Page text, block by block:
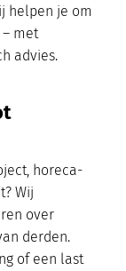
helpen je om
met
advies.
horeca-
Wij
over
derden.
of een last